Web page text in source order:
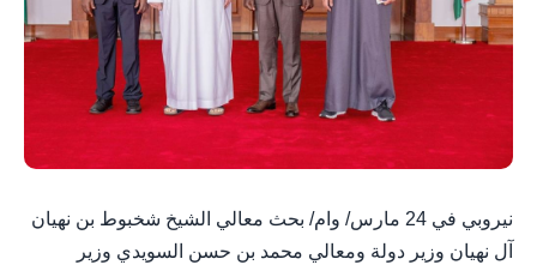
نيروبي في 24 مارس/ وام/ ‎بحث معالي الشيخ شخبوط بن نهيان
آل نهيان وزير دولة ومعالي محمد بن حسن السويدي وزير